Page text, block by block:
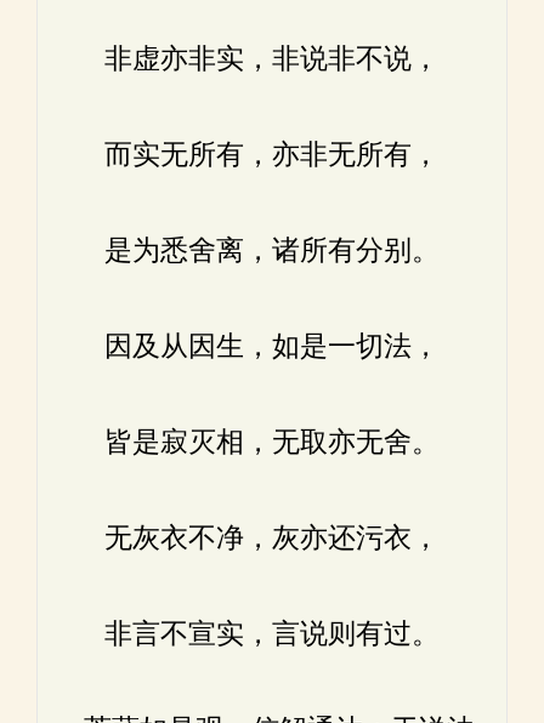
非虚亦非实，非说非不说，
而实无所有，亦非无所有，
是为悉舍离，诸所有分别。
因及从因生，如是一切法，
皆是寂灭相，无取亦无舍。
无灰衣不净，灰亦还污衣，
非言不宣实，言说则有过。